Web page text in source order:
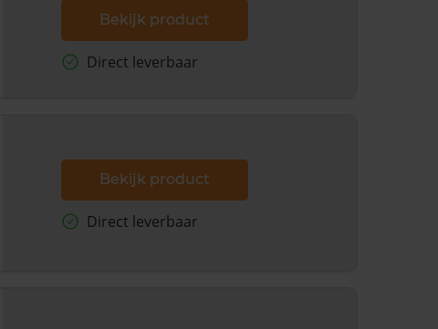
Bekijk product
Direct leverbaar
Bekijk product
Direct leverbaar